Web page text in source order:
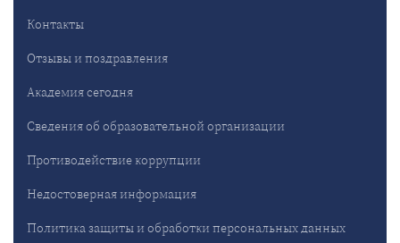
Контакты
Отзывы и поздравления
Академия сегодня
Сведения об образовательной организации
Противодействие коррупции
Недостоверная информация
Политика защиты и обработки персональных данных